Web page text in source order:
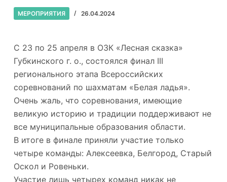
МЕРОПРИЯТИЯ 26.04.2024
С 23 по 25 апреля в ОЗК «Лесная сказка»
Губкинского г. о., состоялся финал III
регионального этапа Всероссийских
соревнований по шахматам «Белая ладья».
Очень жаль, что соревнования, имеющие
великую историю и традиции поддерживают не
все муниципальные образования области.
В итоге в финале приняли участие только
четыре команды: Алексеевка, Белгород, Старый
Оскол и Ровеньки.
Участие лишь четырех команд никак не